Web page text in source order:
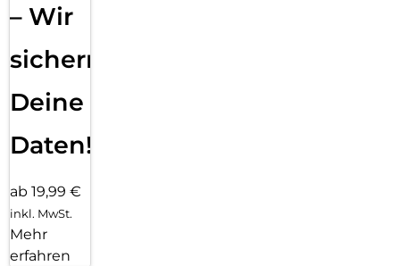
– Wir
sichern
Deine
Daten!
ab 19,99 €
inkl. MwSt.
Mehr
erfahren